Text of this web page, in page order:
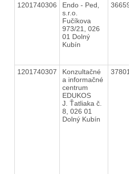
1201740306
Endo - Ped,
s.r.o.
Fučíkova
973/21, 026
01 Dolný
Kubín
1201740307
Konzultačné
a informačné
centrum
EDUKOS
J. Ťatliaka č.
8, 026 01
Dolný Kubín